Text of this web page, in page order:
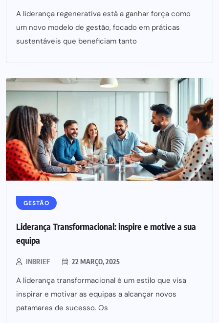
A liderança regenerativa está a ganhar força como
um novo modelo de gestão, focado em práticas
sustentáveis que beneficiam tanto
GESTÃO
Liderança Transformacional: inspire e motive a sua
equipa
INBRIEF 22 MARÇO, 2025
A liderança transformacional é um estilo que visa
inspirar e motivar as equipas a alcançar novos
patamares de sucesso. Os